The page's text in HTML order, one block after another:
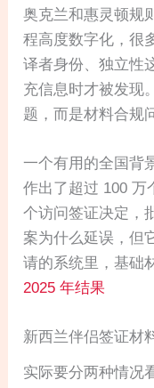
奥克兰和惠灵顿规
程高度数字化，很
译者身份、独立性
充信息时才被发现
题，而是材料合规
一个有用的全国背
作出了超过 100 万
个访问签证决定，
案为什么延误，但
请的系统里，基础
2025 年结果
新西兰伴侣签证材
实际要分两种情况